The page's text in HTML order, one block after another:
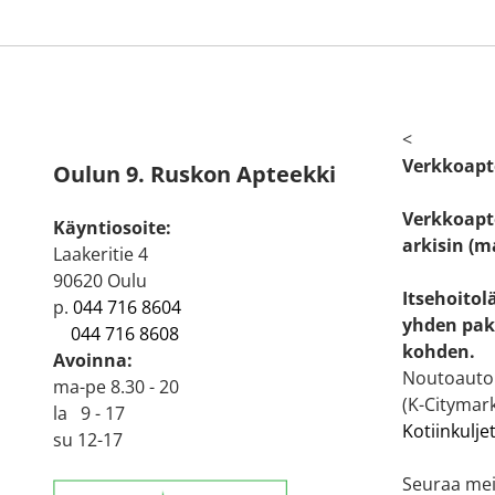
Oulun 9. Ruskon Apteekki
Käyntiosoite:
Laakeritie 4
90620 Oulu
p. 044 716 8604
044 716 8608
Avoinna:
ma-pe 8.30 - 20
la 9 - 17
su 12-17
<
arkisin
yhden
kohden.
(K-
Seuraa